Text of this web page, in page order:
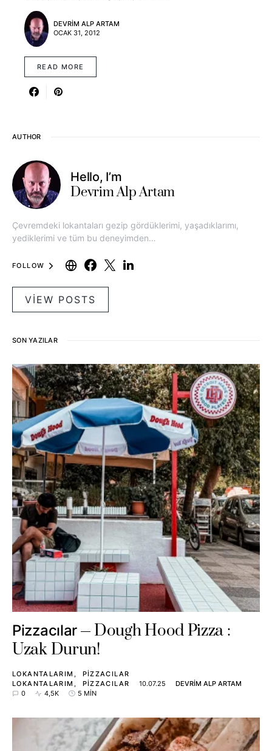
DEVRIM ALP ARTAM
OCAK 31, 2012
READ MORE
AUTHOR
Hello, I’m
Devrim Alp Artam
Çevremdeki lokantaları gezip gördüklerimi, yaşadıklarımı,
yediklerimi ve tüm bu deneyimden…
FOLLOW
VIEW POSTS
SON YAZILAR
Pizzacılar
Dough Hood Pizza :
Uzak Durun!
LOKANTALARIM
PIZZACILAR
LOKANTALARIM
PIZZACILAR 10.07.25
DEVRIM ALP ARTAM
0
4,5K 5 MIN